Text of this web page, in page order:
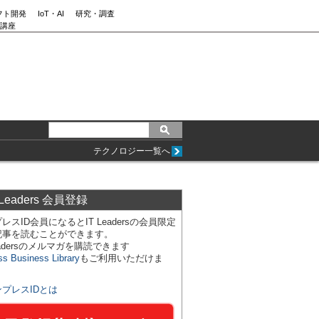
ト開発 IoT・AI
研究・調査
座
テクノロジー一覧へ
会員登録
スID会員になるとIT Leadersの会員限定
を読むことができます。
のメルマガを購読できます
Business Libraryもご利用いただけま
プレスIDとは